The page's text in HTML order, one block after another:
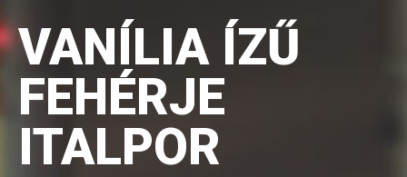
VANÍLIA ÍZŰ
FEHÉRJE
ITALPOR